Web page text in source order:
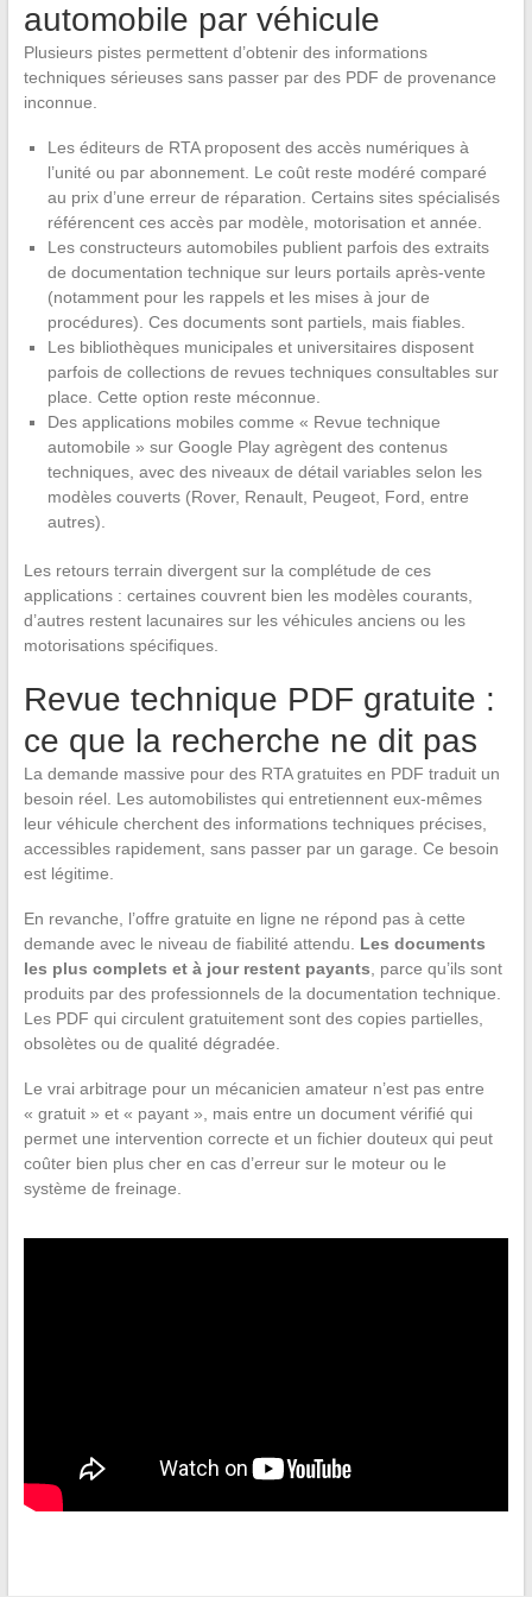
automobile par véhicule
Plusieurs pistes permettent d’obtenir des informations
techniques sérieuses sans passer par des PDF de provenance
inconnue.
Les éditeurs de RTA proposent des accès numériques à
l’unité ou par abonnement. Le coût reste modéré comparé
au prix d’une erreur de réparation. Certains sites spécialisés
référencent ces accès par modèle, motorisation et année.
Les constructeurs automobiles publient parfois des extraits
de documentation technique sur leurs portails après-vente
(notamment pour les rappels et les mises à jour de
procédures). Ces documents sont partiels, mais fiables.
Les bibliothèques municipales et universitaires disposent
parfois de collections de revues techniques consultables sur
place. Cette option reste méconnue.
Des applications mobiles comme « Revue technique
automobile » sur Google Play agrègent des contenus
techniques, avec des niveaux de détail variables selon les
modèles couverts (Rover, Renault, Peugeot, Ford, entre
autres).
Les retours terrain divergent sur la complétude de ces
applications : certaines couvrent bien les modèles courants,
d’autres restent lacunaires sur les véhicules anciens ou les
motorisations spécifiques.
Revue technique PDF gratuite :
ce que la recherche ne dit pas
La demande massive pour des RTA gratuites en PDF traduit un
besoin réel. Les automobilistes qui entretiennent eux-mêmes
leur véhicule cherchent des informations techniques précises,
accessibles rapidement, sans passer par un garage. Ce besoin
est légitime.
En revanche, l’offre gratuite en ligne ne répond pas à cette
demande avec le niveau de fiabilité attendu. Les documents
les plus complets et à jour restent payants, parce qu’ils sont
produits par des professionnels de la documentation technique.
Les PDF qui circulent gratuitement sont des copies partielles,
obsolètes ou de qualité dégradée.
Le vrai arbitrage pour un mécanicien amateur n’est pas entre
« gratuit » et « payant », mais entre un document vérifié qui
permet une intervention correcte et un fichier douteux qui peut
coûter bien plus cher en cas d’erreur sur le moteur ou le
système de freinage.